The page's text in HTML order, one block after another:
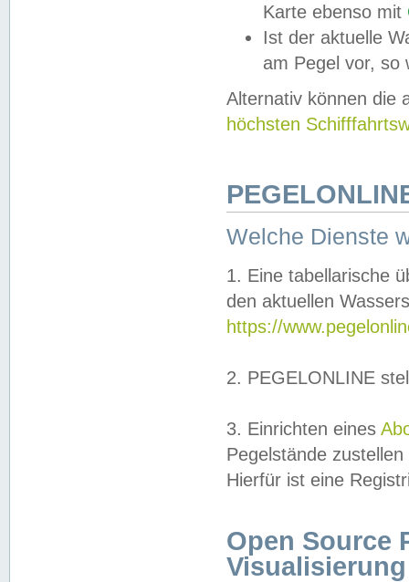
Karte ebenso mit
Ist der aktuelle
am Pegel vor,
Alternativ können die
höchsten
Welche Dienste
1. Eine tabellarische
den aktuellen
https://
2. PEGELONLINE
3. Einrichten eines
Pegelstände
Hierfür ist eine
Open Source
Visualisierung